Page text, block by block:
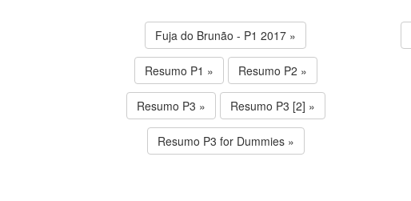
Fuja do Brunão - P1 2017 »
Resumo P1 » Resumo P2 »
Resumo P3 » Resumo P3 [2] »
Resumo P3 for Dummies »